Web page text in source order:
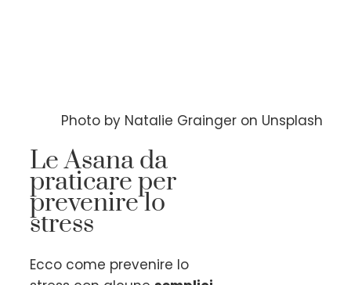
Photo by Natalie Grainger on Unsplash
Le Asana da
praticare per
prevenire lo
stress
Ecco come prevenire lo